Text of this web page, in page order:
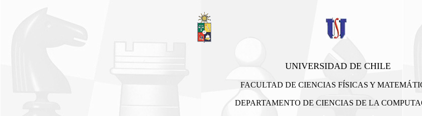
UNIVERSIDAD DE CHILE
FACULTAD DE CIENCIAS FÍSICAS Y
DEPARTAMENTO DE CIENCIAS DE LA